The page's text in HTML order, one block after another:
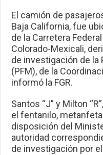
El camión de
Baja California, fue
de la Carretera
Colorado-Mexicali,
de investigación de la
(PFM), de la
informó la FGR.
Santos “J” y Milton
el fentanilo,
disposición del
autoridad
de investigación por